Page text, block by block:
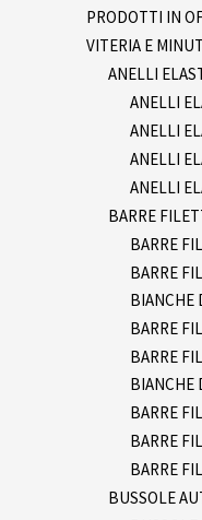
PRODOTTI IN
VITERIA E
ANELLI
ANELLI
ANELLI
ANELLI
ANELLI
BARRE
BARRE
BARRE
BIANCHE
BARRE
BARRE
BIANCHE
BARRE
BARRE
BARRE
BUSSOLE